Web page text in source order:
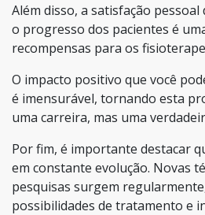
Além disso, a satisfação
o progresso dos pacientes é
recompensas para os
O impacto positivo que você
é imensurável, tornando esta
uma carreira, mas uma
Por fim, é importante destacar
em constante evolução. Novas
pesquisas surgem
possibilidades de tratamento e